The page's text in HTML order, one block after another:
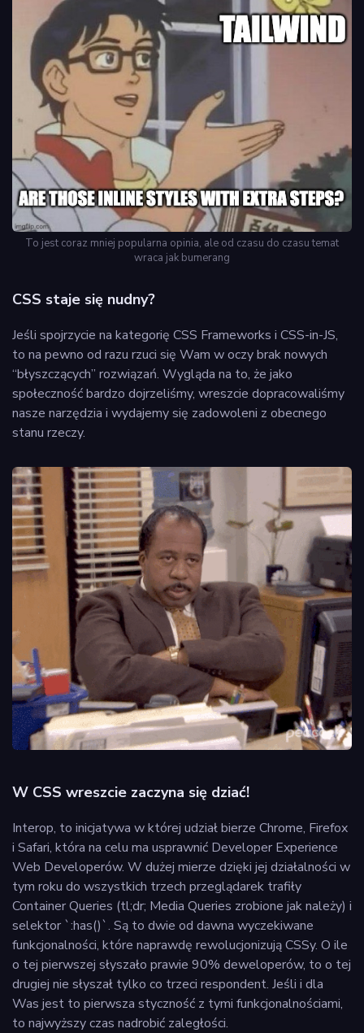
To jest coraz mniej popularna opinia, ale od czasu do czasu temat
wraca jak bumerang
CSS staje się nudny?
Jeśli spojrzycie na kategorię CSS Frameworks i CSS-in-JS,
to na pewno od razu rzuci się Wam w oczy brak nowych
“błyszczących” rozwiązań. Wygląda na to, że jako
społeczność bardzo dojrzeliśmy, wreszcie dopracowaliśmy
nasze narzędzia i wydajemy się zadowoleni z obecnego
stanu rzeczy.
W CSS wreszcie zaczyna się dziać!
Interop, to inicjatywa w której udział bierze Chrome, Firefox
i Safari, która na celu ma usprawnić Developer Experience
Web Developerów. W dużej mierze dzięki jej działalności w
tym roku do wszystkich trzech przeglądarek trafiły
Container Queries (tl;dr; Media Queries zrobione jak należy) i
selektor `:has()`. Są to dwie od dawna wyczekiwane
funkcjonalności, które naprawdę rewolucjonizują CSSy. O ile
o tej pierwszej słyszało prawie 90% deweloperów, to o tej
drugiej nie słyszał tylko co trzeci respondent. Jeśli i dla
Was jest to pierwsza styczność z tymi funkcjonalnościami,
to najwyższy czas nadrobić zaległości.